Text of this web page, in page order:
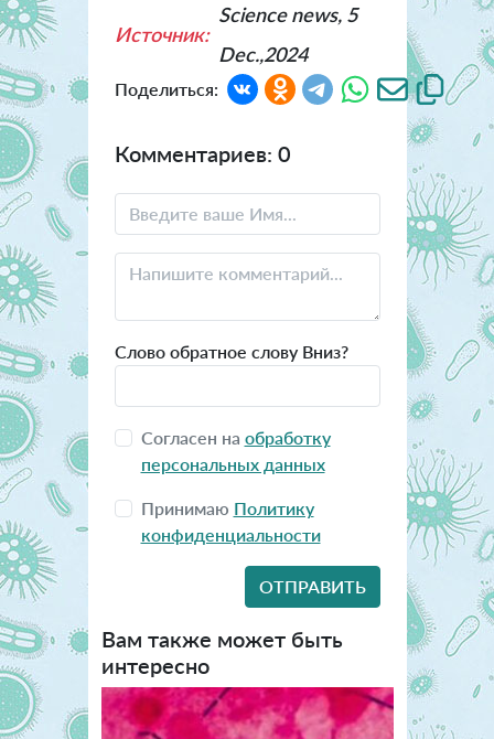
Источник:
Science news, 5
Dec.,2024
Поделиться:
Комментариев: 0
Слово обратное слову Вниз?
Согласен на обработку
персональных данных
Принимаю Политику
конфиденциальности
Вам также может быть
интересно